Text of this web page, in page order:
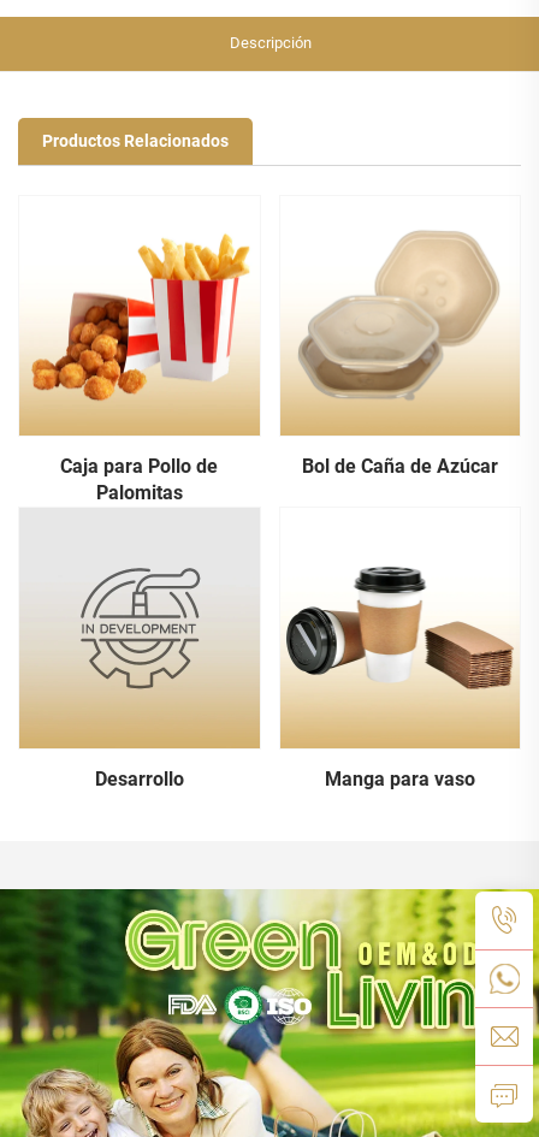
Descripción
Productos Relacionados
Caja para Pollo de
Palomitas
Bol de Caña de Azúcar
Desarrollo Manga para vaso